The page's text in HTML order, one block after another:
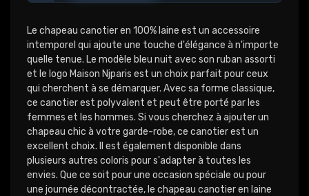
Le chapeau canotier en 100% laine est un accessoire
intemporel qui ajoute une touche d'élégance à n'importe
quelle tenue. Le modèle bleu nuit avec son ruban assorti
et le logo Maison Njparis est un choix parfait pour ceux
qui cherchent à se démarquer. Avec sa forme classique,
ce canotier est polyvalent et peut être porté par les
femmes et les hommes. Si vous cherchez à ajouter un
chapeau chic à votre garde-robe, ce canotier est un
excellent choix. Il est également disponible dans
plusieurs autres coloris pour s'adapter à toutes les
envies. Que ce soit pour une occasion spéciale ou pour
une journée décontractée, le chapeau canotier en laine